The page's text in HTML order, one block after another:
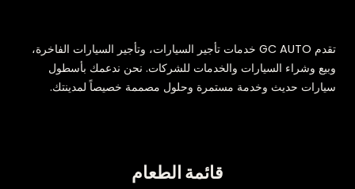
تقدم GC AUTO خدمات تأجير السيارات، وتأجير السيارات الفاخرة،
وبيع وشراء السيارات والخدمات للشركات. نحن ندعمك بأسطول
سيارات حديث وخدمة مستمرة وحلول مصممة خصيصاً لمدينتك.
قائمة الطعام